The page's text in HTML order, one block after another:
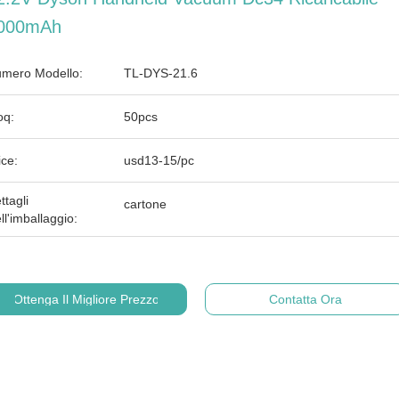
Modello: TL-DYS-21.6
50pcs
usd13-15/pc
cartone
Ottenga Il Migliore Prezzo Contatta Ora